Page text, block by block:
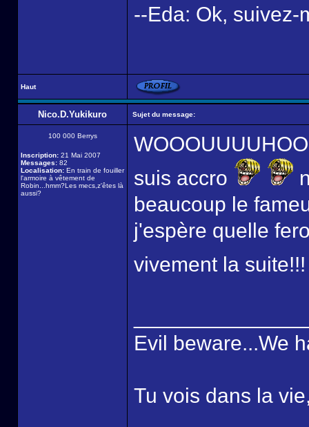
--Eda: Ok, suivez-
Haut
Nico.D.Yukikuro Sujet du message:
100 000 Berrys
Inscription: 21 Mai 2007
Messages: 82
Localisation: En train de fouiller
l'armoire à vêtement de
Robin...hmm?Les mecs,z'êtes là
aussi?
suis accro
beaucoup le
j'espère quelle
vivement la
Evil beware...We
Tu vois dans la